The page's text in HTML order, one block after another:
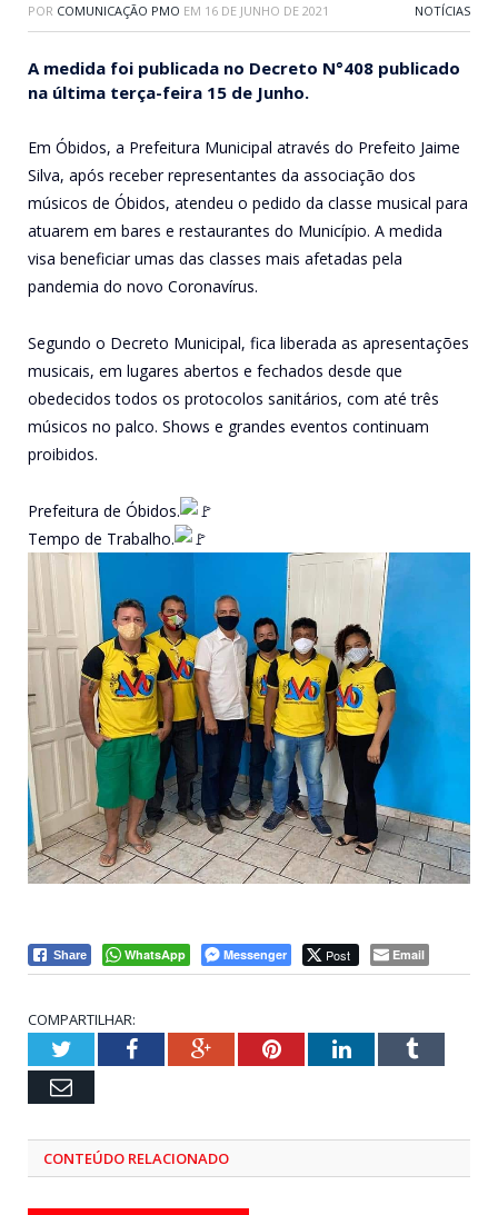
POR COMUNICAÇÃO PMO EM 16 DE JUNHO DE 2021 NOTÍCIAS
A medida foi publicada no Decreto N°408 publicado
na última terça-feira 15 de Junho.
Em Óbidos, a Prefeitura Municipal através do Prefeito Jaime
Silva, após receber representantes da associação dos
músicos de Óbidos, atendeu o pedido da classe musical para
atuarem em bares e restaurantes do Município. A medida
visa beneficiar umas das classes mais afetadas pela
pandemia do novo Coronavírus.
Segundo o Decreto Municipal, fica liberada as apresentações
musicais, em lugares abertos e fechados desde que
obedecidos todos os protocolos sanitários, com até três
músicos no palco. Shows e grandes eventos continuam
proibidos.
Prefeitura de Óbidos.
Tempo de Trabalho.
Share WhatsApp Messenger Post Email
COMPARTILHAR:
TwitterFacebookGoogle+PinterestLinkedInTumblr
Email
CONTEÚDO RELACIONADO